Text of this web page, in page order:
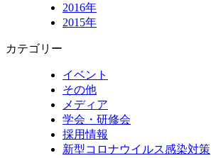
2016年
2015年
カテゴリー
イベント
その他
メディア
学会・研修会
採用情報
新型コロナウイルス感染対策